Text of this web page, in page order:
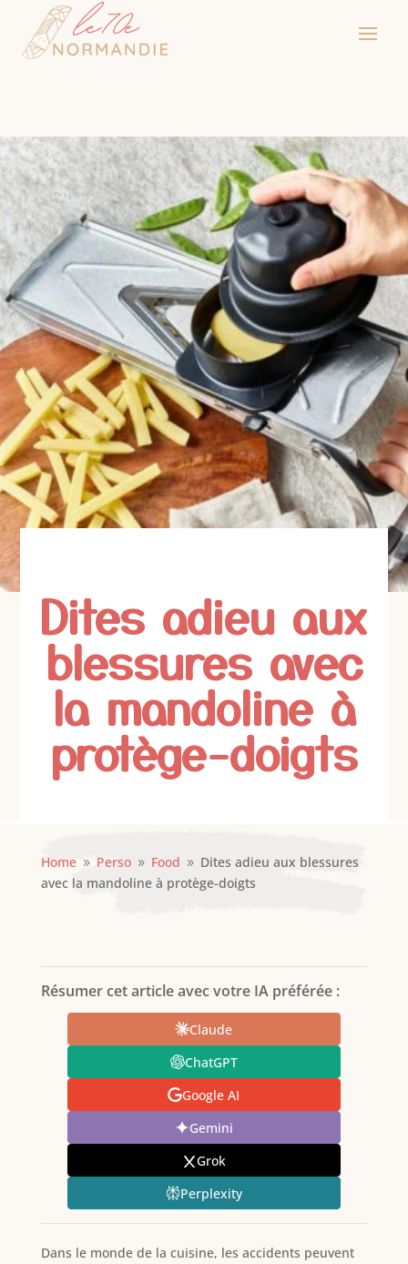
Dites adieu aux
blessures avec
la mandoline à
protège-doigts
Home 9 Perso 9 Food 9 Dites adieu aux blessures
avec la mandoline à protège-doigts
Résumer cet article avec votre IA préférée :
Claude
ChatGPT
Google AI
Gemini
Grok
Perplexity
Dans le monde de la cuisine, les accidents peuvent